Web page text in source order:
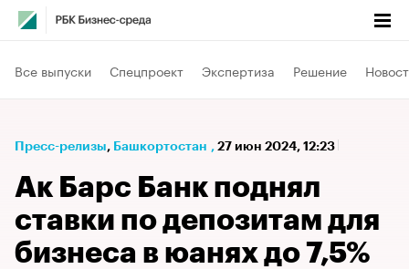
Все выпуски Спецпроект Экспертиза Решение
Пресс-релизы⁠, Башкортостан , 27 июн 2024, 12:23
Ак Барс Банк поднял
ставки по депозитам для
бизнеса в юанях до 7,5%